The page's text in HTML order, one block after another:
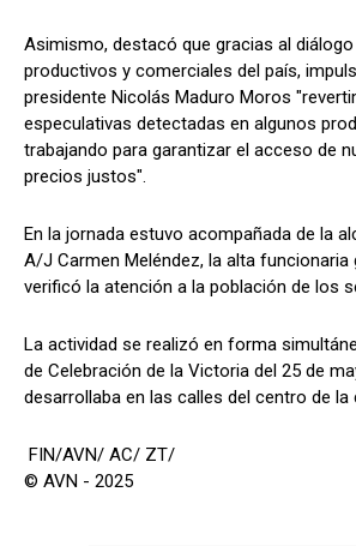
Asimismo, destacó que gracias al
productivos y comerciales del país,
presidente Nicolás Maduro Moros
especulativas detectadas en algunos
trabajando para garantizar el acceso de
precios justos".
En la jornada estuvo acompañada de la
A/J Carmen Meléndez, la alta funcionaria
verificó la atención a la población de los
La actividad se realizó en forma
de Celebración de la Victoria del 25 de
desarrollaba en las calles del centro de la
FIN/AVN/ AC/ ZT/
© AVN - 2025